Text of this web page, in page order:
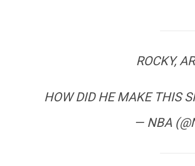
ROCKY,
HOW DID HE MAKE THIS
— NBA